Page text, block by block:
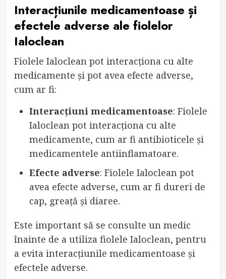
Interacțiunile medicamentoase și
efectele adverse ale fiolelor
Ialoclean
Fiolele Ialoclean pot interacționa cu alte
medicamente și pot avea efecte adverse,
cum ar fi:
Interacțiuni medicamentoase: Fiolele
Ialoclean pot interacționa cu alte
medicamente, cum ar fi antibioticele și
medicamentele antiinflamatoare.
Efecte adverse: Fiolele Ialoclean pot
avea efecte adverse, cum ar fi dureri de
cap, greață și diaree.
Este important să se consulte un medic
înainte de a utiliza fiolele Ialoclean, pentru
a evita interacțiunile medicamentoase și
efectele adverse.